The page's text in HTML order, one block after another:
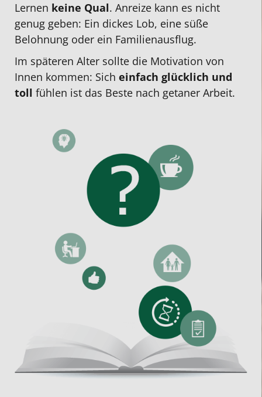
Lernen keine Qual. Anreize kann es nicht
genug geben: Ein dickes Lob, eine süße
Belohnung oder ein Familienausflug.
Im späteren Alter sollte die Motivation von
Innen kommen: Sich einfach glücklich und
toll fühlen ist das Beste nach getaner Arbeit.